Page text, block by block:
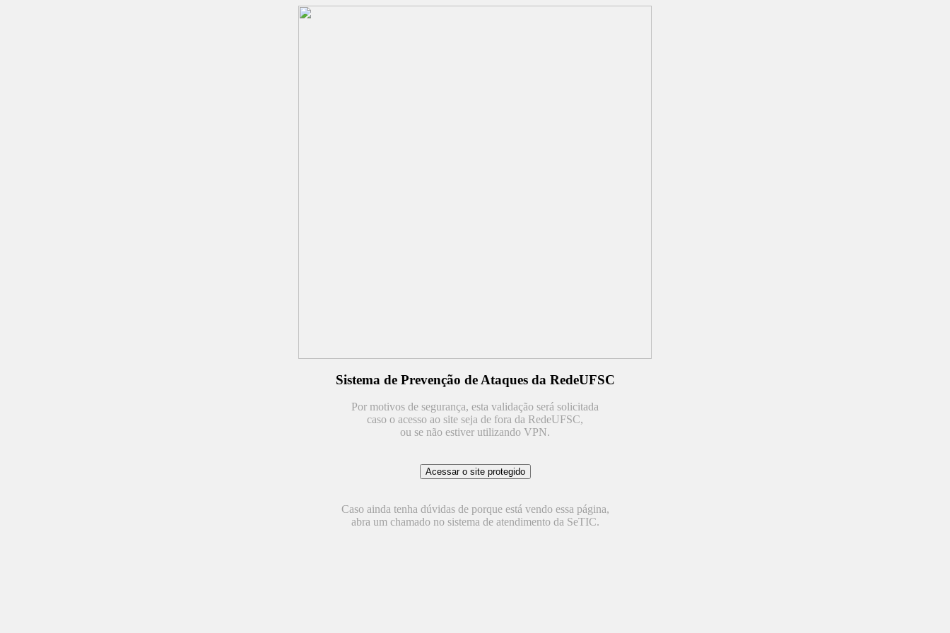
Sistema de Prevenção de Ataques da RedeUFSC
Por motivos de segurança, esta validação será solicitada
caso o acesso ao site seja de fora da RedeUFSC,
ou se não estiver utilizando VPN.
Caso ainda tenha dúvidas de porque está vendo essa página,
abra um chamado no sistema de atendimento da SeTIC.